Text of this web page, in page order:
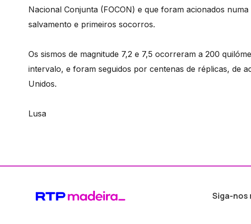
Nacional Conjunta (FOCON) e que foram acionados
salvamento e primeiros socorros.
Os sismos de magnitude 7,2 e 7,5 ocorreram a 200
intervalo, e foram seguidos por centenas de réplicas, de
Unidos.
Lusa
Siga-nos